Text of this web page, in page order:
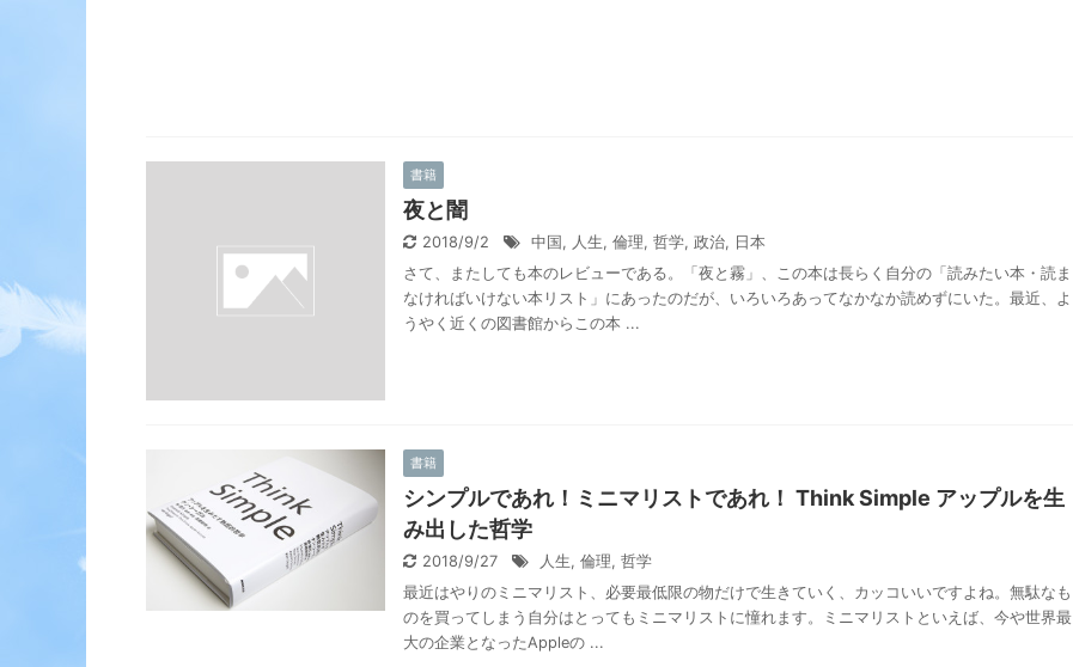
書籍
夜と闇
2018/9/2 中国 , 人生, 倫理, 哲学, 政治, 日本
さて、またしても本のレビューである。「夜と霧」、この本は長らく自分の「読みたい本・読ま
なければいけない本リスト」にあったのだが、いろいろあってなかなか読めずにいた。最近、よ
うやく近くの図書館からこの本 ...
書籍
シンプルであれ！ミニマリストであれ！ Think Simple アップルを生
み出した哲学
2018/9/27 人生, 倫理, 哲学
最近はやりのミニマリスト、必要最低限の物だけで生きていく、カッコいいですよね。無駄なも
のを買ってしまう自分はとってもミニマリストに憧れます。ミニマリストといえば、今や世界最
大の企業となったAppleの ...